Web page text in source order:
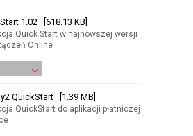
1.02 [618.13 KB]
Quick Start w najnowszej wersji
Online
QuickStart [1.39 MB]
QuickStart do aplikacji płatniczej